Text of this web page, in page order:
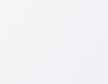
大型表示灯の統一で
水素ステーションに